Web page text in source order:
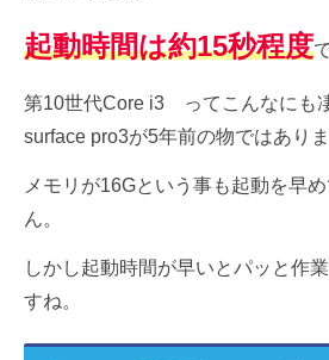
起動時間は約15秒程度
第10世代Core i3 ってこんなにも
surface pro3が5年前の物ではありま
メモリが16Gという事も起動を早
ん。
しかし起動時間が早いとパッと作
すね。